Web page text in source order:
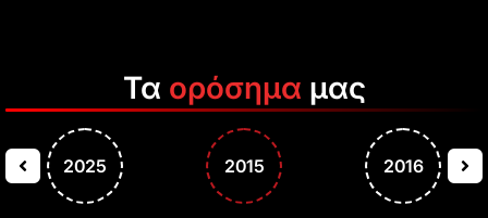
Τα ορόσημα μας
2025 2015 2016